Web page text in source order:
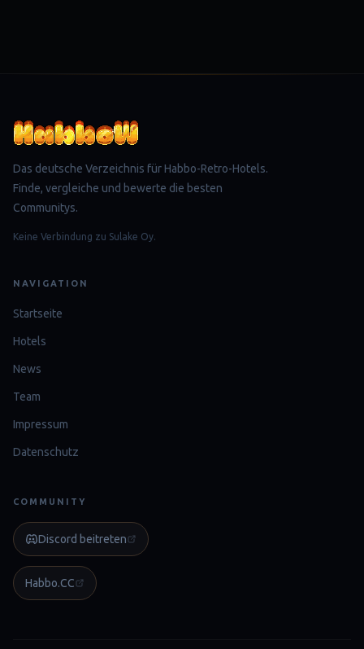
Das deutsche Verzeichnis für Habbo-Retro-Hotels.
Finde, vergleiche und bewerte die besten
Communitys.
Keine Verbindung zu Sulake Oy.
NAVIGATION
Startseite
Hotels
News
Team
Impressum
Datenschutz
COMMUNITY
Discord beitreten
Habbo.CC